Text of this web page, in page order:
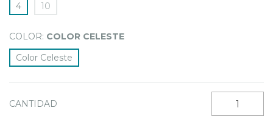
4
10
COLOR: COLOR CELESTE
Color Celeste
CANTIDAD